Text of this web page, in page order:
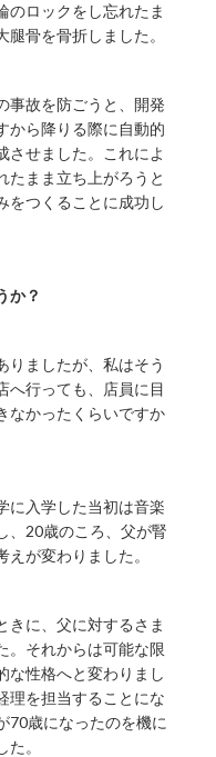
のロックをし忘れたま
骨を骨折しました。
事故を防ごうと、開発
から降りる際に自動的
させました。これによ
たまま立ち上がろうと
をつくることに成功し
か？
りましたが、私はそう
へ行っても、店員に目
なかったくらいですか
に入学した当初は音楽
、20歳のころ、父が腎
が変わりました。
きに、父に対するさま
。それからは可能な限
な性格へと変わりまし
理を担当することにな
70歳になったのを機に
。